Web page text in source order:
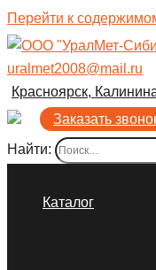
Перейти к
uralmet2008@mail.ru
Красноярск,
Заказать
Найти:
Каталог